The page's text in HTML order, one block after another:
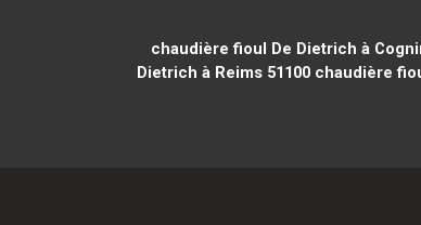
chaudière fioul De Dietrich à
Dietrich à Reims 51100 chaudière